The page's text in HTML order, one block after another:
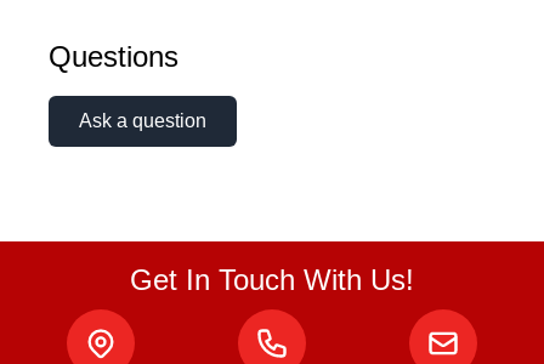
Questions
Ask a question
Get In Touch With Us!